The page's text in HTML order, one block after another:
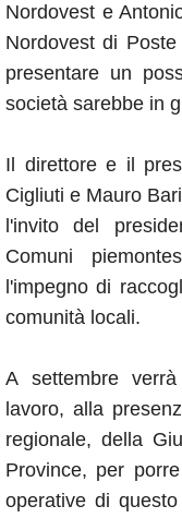
Nordovest e
Nordovest di
presentare un
società sarebbe in
Il direttore e il
Cigliuti e Mauro
l'invito del
Comuni
l'impegno di
comunità locali.
A settembre
lavoro, alla
regionale, della
Province, per
operative di